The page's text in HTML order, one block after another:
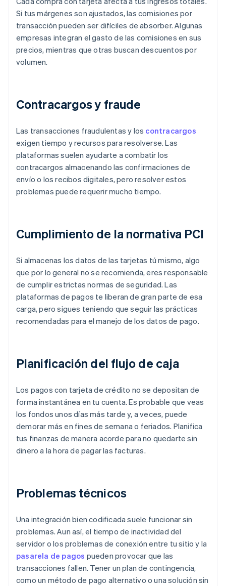
Si tus márgenes son ajustados, las comisiones por
transacción pueden ser difíciles de absorber. Algunas
empresas integran el gasto de las comisiones en sus
precios, mientras que otras buscan descuentos por
volumen.
Contracargos y fraude
Las transacciones fraudulentas y los contracargos
exigen tiempo y recursos para resolverse. Las
plataformas suelen ayudarte a combatir los
contracargos almacenando las confirmaciones de
envío o los recibos digitales, pero resolver estos
problemas puede requerir mucho tiempo.
Cumplimiento de la normativa PCI
Si almacenas los datos de las tarjetas tú mismo, algo
que por lo general no se recomienda, eres responsable
de cumplir estrictas normas de seguridad. Las
plataformas de pagos te liberan de gran parte de esa
carga, pero sigues teniendo que seguir las prácticas
recomendadas para el manejo de los datos de pago.
Planificación del flujo de caja
Los pagos con tarjeta de crédito no se depositan de
forma instantánea en tu cuenta. Es probable que veas
los fondos unos días más tarde y, a veces, puede
demorar más en fines de semana o feriados. Planifica
tus finanzas de manera acorde para no quedarte sin
dinero a la hora de pagar las facturas.
Problemas técnicos
Una integración bien codificada suele funcionar sin
problemas. Aun así, el tiempo de inactividad del
servidor o los problemas de conexión entre tu sitio y la
pasarela de pagos pueden provocar que las
transacciones fallen. Tener un plan de contingencia,
como un método de pago alternativo o una solución sin